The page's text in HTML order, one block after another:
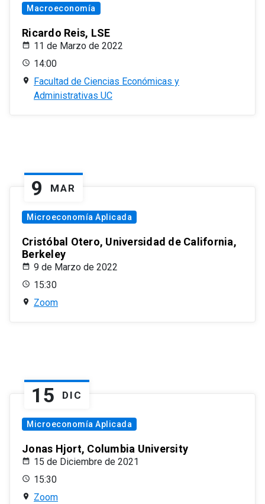
Macroeconomía
Ricardo Reis, LSE
11 de Marzo de 2022
14:00
Facultad de Ciencias Económicas y
Administrativas UC
9 MAR
Microeconomía Aplicada
Cristóbal Otero, Universidad de California,
Berkeley
9 de Marzo de 2022
15:30
Zoom
15 DIC
Microeconomía Aplicada
Jonas Hjort, Columbia University
15 de Diciembre de 2021
15:30
Zoom